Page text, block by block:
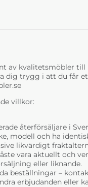
av kvalitetsmöbler
dig trygg i att du får
villkor:
återförsäljare i
modell och ha
likvärdigt
vara aktuellt och
eller liknande.
beställningar –
erbjudanden eller